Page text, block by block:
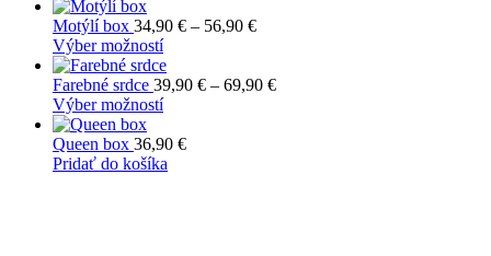
vybrať
na
stránke
produktu.
Motýlí box 34,90 € – 56,90 €Price
through
Výber možnostíTento
produkt
má
viacero
Možnosti
si
Farebné srdce 39,90 € – 69,90 €Price
Výber možnostíTento
má
viacero
Queen box 36,90 €
Pridať do košíka